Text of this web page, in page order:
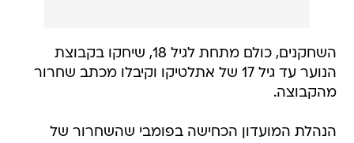
השחקנים, כולם מתחת לגיל 18, שיחקו בקבוצת
הנוער עד גיל 17 של אתלטיקו וקיבלו מכתב שחרור
מהקבוצה.
הנהלת המועדון הכחישה בפומבי שהשחרור של